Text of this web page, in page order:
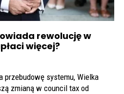
rewolucję w
więcej?
przebudowę systemu, Wielka
zmianą w council tax od